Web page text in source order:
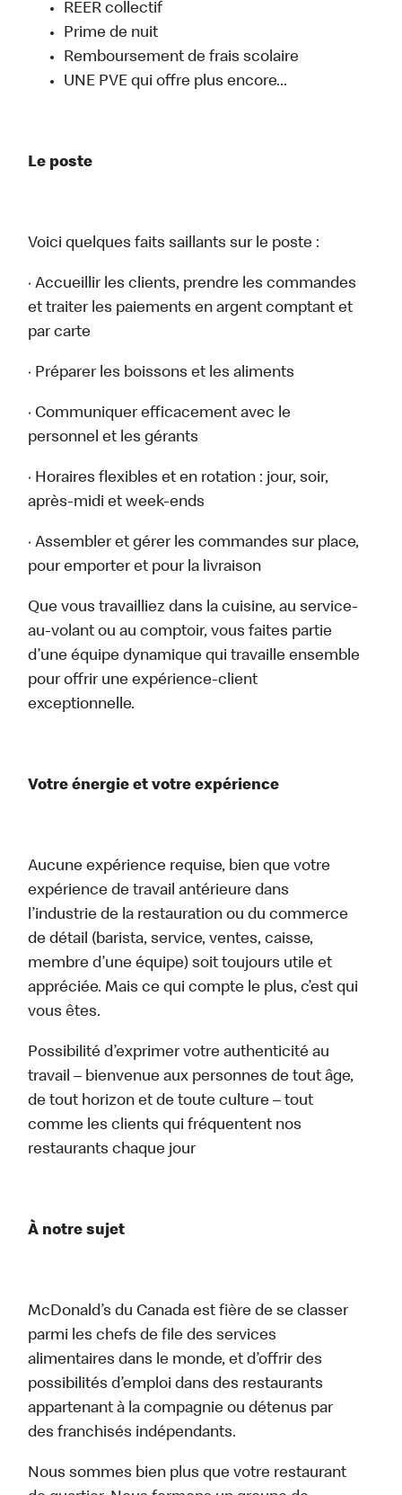
REER collectif
Prime de nuit
Remboursement de frais scolaire
UNE PVE qui offre plus encore...
Le poste
Voici quelques faits saillants sur le poste :
· Accueillir les clients, prendre les commandes
et traiter les paiements en argent comptant et
par carte
· Préparer les boissons et les aliments
· Communiquer efficacement avec le
personnel et les gérants
· Horaires flexibles et en rotation : jour, soir,
après-midi et week-ends
· Assembler et gérer les commandes sur place,
pour emporter et pour la livraison
Que vous travailliez dans la cuisine, au service-
au-volant ou au comptoir, vous faites partie
d’une équipe dynamique qui travaille ensemble
pour offrir une expérience-client
exceptionnelle.
Votre énergie et votre expérience
Aucune expérience requise, bien que votre
expérience de travail antérieure dans
l’industrie de la restauration ou du commerce
de détail (barista, service, ventes, caisse,
membre d’une équipe) soit toujours utile et
appréciée. Mais ce qui compte le plus, c’est qui
vous êtes.
Possibilité d’exprimer votre authenticité au
travail – bienvenue aux personnes de tout âge,
de tout horizon et de toute culture – tout
comme les clients qui fréquentent nos
restaurants chaque jour
À notre sujet
McDonald’s du Canada est fière de se classer
parmi les chefs de file des services
alimentaires dans le monde, et d’offrir des
possibilités d’emploi dans des restaurants
appartenant à la compagnie ou détenus par
des franchisés indépendants.
Nous sommes bien plus que votre restaurant